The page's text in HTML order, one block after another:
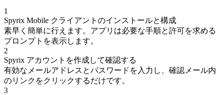
1
Spyrix Mobile クライアントのインストールと構成
素早く簡単に行えます。アプリは必要な手順と許可を求める
プロンプトを表示します。
2
Spyrix アカウントを作成して確認する
有効なメールアドレスとパスワードを入力し、確認メール内
のリンクをクリックするだけです。
3